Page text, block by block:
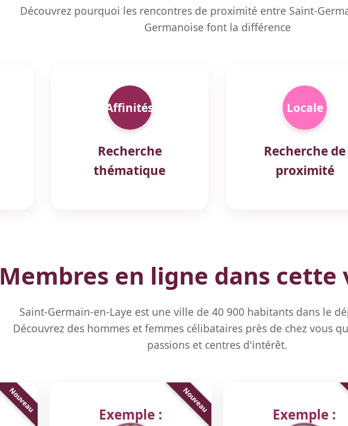
Découvrez pourquoi les rencontres de proximité entre Saint-
Germanoise font la différence
Affinités
Recherche
thématique
Locale
Recherche de
proximité
Membres en ligne dans cette
Saint-Germain-en-Laye est une ville de 40 900 habitants dans le
Découvrez des hommes et femmes célibataires près de chez vous
passions et centres d'intérêt.
Exemple : Exemple :